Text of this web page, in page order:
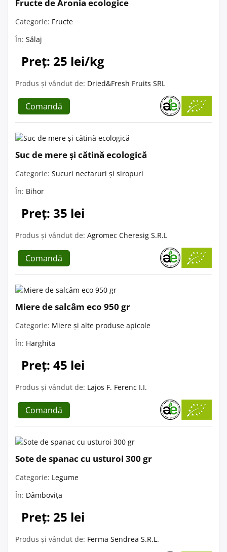
Fructe de Aronia ecologice
Categorie: Fructe
În: Sălaj
Preț: 25 lei/kg
Produs și vândut de: Dried&Fresh Fruits SRL
Comandă
Suc de mere și cătină ecologică
Categorie: Sucuri nectaruri și siropuri
În: Bihor
Preț: 35 lei
Produs și vândut de: Agromec Cheresig S.R.L
Comandă
Miere de salcâm eco 950 gr
Categorie: Miere și alte produse apicole
În: Harghita
Preț: 45 lei
Produs și vândut de: Lajos F. Ferenc I.I.
Comandă
Sote de spanac cu usturoi 300 gr
Categorie: Legume
În: Dâmbovița
Preț: 25 lei
Produs și vândut de: Ferma Sendrea S.R.L.